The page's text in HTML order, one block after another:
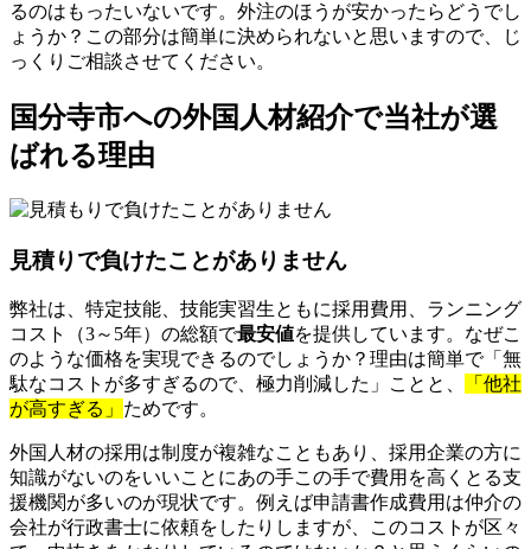
るのはもったいないです。外注のほうが安かったらどうでし
ょうか？この部分は簡単に決められないと思いますので、じ
っくりご相談させてください。
国分寺市への外国人材紹介で当社が選
ばれる理由
見積りで負けたことがありません
弊社は、特定技能、技能実習生ともに採用費用、ランニング
コスト（3～5年）の総額で最安値を提供しています。なぜこ
のような価格を実現できるのでしょうか？理由は簡単で「無
駄なコストが多すぎるので、極力削減した」ことと、
「他社
が高すぎる」 ためです。
外国人材の採用は制度が複雑なこともあり、採用企業の方に
知識がないのをいいことにあの手この手で費用を高くとる支
援機関が多いのが現状です。例えば申請書作成費用は仲介の
会社が行政書士に依頼をしたりしますが、このコストが区々